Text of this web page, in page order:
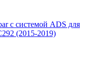
с системой ADS для
(2015-2019)